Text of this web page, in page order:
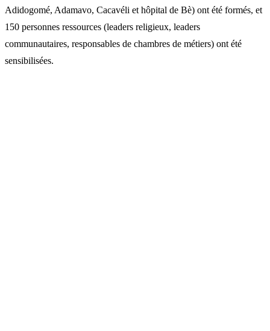
Adidogomé, Adamavo, Cacavéli et hôpital de Bè) ont été formés, et
150 personnes ressources (leaders religieux, leaders
communautaires, responsables de chambres de métiers) ont été
sensibilisées.